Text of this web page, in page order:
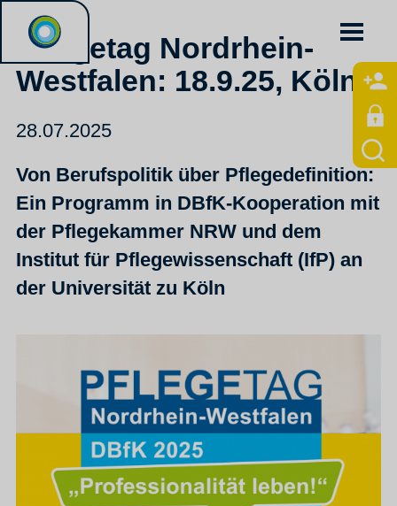
Pflegetag Nordrhein-
Westfalen: 18.9.25, Köln
28.07.2025
Von Berufspolitik über Pflegedefinition:
Ein Programm in DBfK-Kooperation mit
der Pflegekammer NRW und dem
Institut für Pflegewissenschaft (IfP) an
der Universität zu Köln